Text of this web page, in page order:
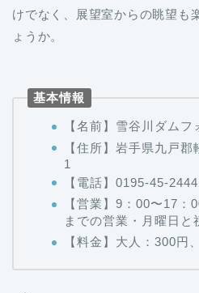
けでなく、展望室からの眺望も
ょうか。
基本情報
【名前】雪谷川ダムフ
【住所】岩手県九戸
1
【電話】0195-45-2444
【営業】9：00〜17：
までの営業・月曜日と
【料金】大人：300円